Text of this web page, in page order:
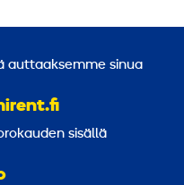
auttaaksemme sinua
sisällä